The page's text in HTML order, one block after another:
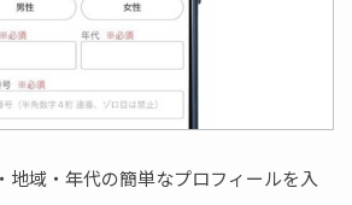
地域・年代の簡単なプロフィールを入